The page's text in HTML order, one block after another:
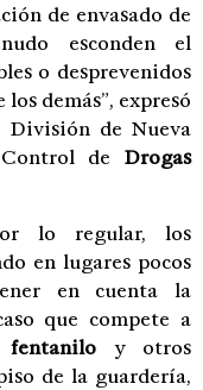
de envasado de
esconden el
o desprevenidos
demás”, expresó
División de Nueva
de Drogas
lo regular, los
en lugares pocos
en cuenta la
que compete a
fentanilo y otros
de la guardería,